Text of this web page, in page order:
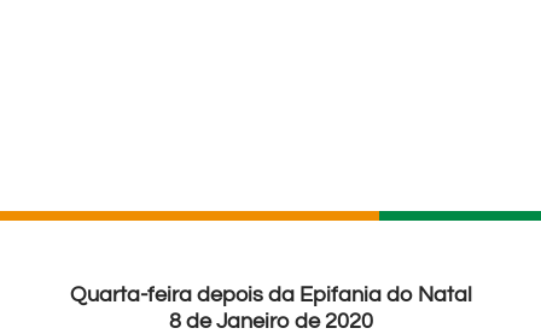
Quarta-feira depois da Epifania do Natal
8 de Janeiro de 2020